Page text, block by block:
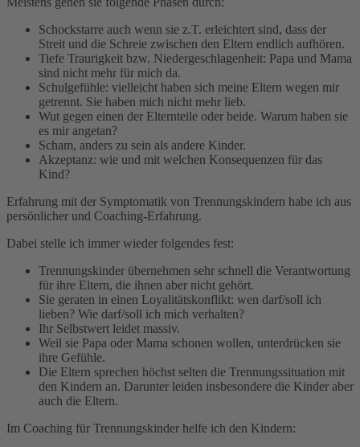
Schockstarre auch wenn sie z.T. erleichtert sind, dass der
Streit und die Schreie zwischen den Eltern endlich aufhören.
Tiefe Traurigkeit bzw. Niedergeschlagenheit: Papa und Mama
sind nicht mehr für mich da.
Schulgefühle: vielleicht haben sich meine Eltern wegen mir
getrennt. Sie haben mich nicht mehr lieb.
Wut gegen einen der Elternteile oder beide. Warum haben sie
es mir angetan?
Scham, anders zu sein als andere Kinder.
Akzeptanz: wie und mit welchen Konsequenzen für das
Kind?
Erfahrung mit der Symptomatik von Trennungskindern habe ich aus
persönlicher und Coaching-Erfahrung.
Dabei stelle ich immer wieder folgendes fest:
Trennungskinder übernehmen sehr schnell die Verantwortung
für ihre Eltern, die ihnen aber nicht gehört.
Sie geraten in einen Loyalitätskonflikt: wen darf/soll ich
lieben? Wie darf/soll ich mich verhalten?
Ihr Selbstwert leidet massiv.
Weil sie Papa oder Mama schonen wollen, unterdrücken sie
ihre Gefühle.
Die Eltern sprechen höchst selten die Trennungssituation mit
den Kindern an. Darunter leiden insbesondere die Kinder aber
auch die Eltern.
Im Coaching für Trennungskinder helfe ich den Kindern: